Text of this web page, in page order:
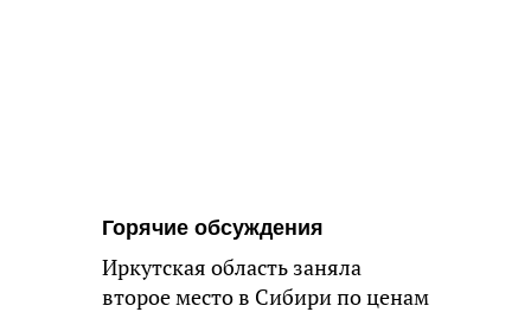
Горячие обсуждения
Иркутская область заняла
второе место в Сибири по ценам